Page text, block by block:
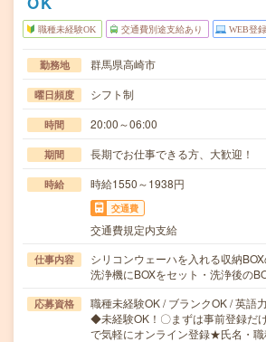
職種未経験OK 交通費別途支給あり WEB登
勤務地 群馬県高崎市
曜日頻度 シフト制
時間 20:00～06:00
期間 長期でお仕事できる方、大歓迎！
時給 時給1550～1938円
交通費
交通費規定内支給
仕事内容
シリコンウェーハを入れる収納
洗浄機にBOXをセット・洗浄後の
応募資格
職種未経験OK / ブランクOK / 英語
◆未経験OK！〇まずは事前登録だ
で気軽にオンライン登録★氏名・